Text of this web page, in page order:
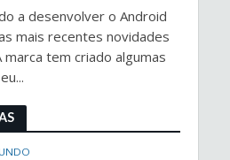
a desenvolver o Android
mais recentes novidades
marca tem criado algumas